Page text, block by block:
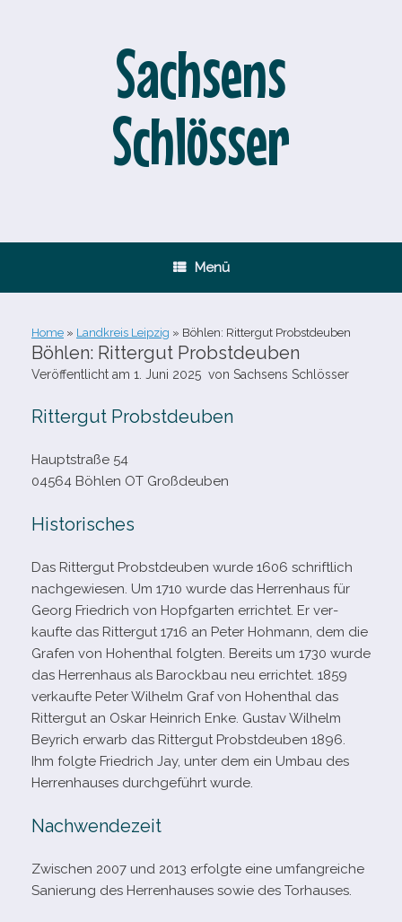
Sachsens
Schlösser
Menü
Home » Landkreis Leipzig » Böhlen: Rittergut Probstdeuben
Böhlen: Rittergut Probstdeuben
Veröffentlicht am 1. Juni 2025 von Sachsens Schlösser
Rittergut Probstdeuben
Hauptstraße 54
04564 Böhlen OT Großdeuben
Historisches
Das Rittergut Probstdeuben wurde 1606 schrift­lich
nach­ge­wie­sen. Um 1710 wurde das Herrenhaus für
Georg Friedrich von Hopfgarten errich­tet. Er ver­
kaufte das Rittergut 1716 an Peter Hohmann, dem die
Grafen von Hohenthal folg­ten. Bereits um 1730 wurde
das Herrenhaus als Barockbau neu errich­tet. 1859
ver­kaufte Peter Wilhelm Graf von Hohenthal das
Rittergut an Oskar Heinrich Enke. Gustav Wilhelm
Beyrich erwarb das Rittergut Probstdeuben 1896.
Ihm folgte Friedrich Jay, unter dem ein Umbau des
Herrenhauses durch­ge­führt wurde.
Nachwendezeit
Zwischen 2007 und 2013 erfolgte eine umfang­rei­che
Sanierung des Herrenhauses sowie des Torhauses.